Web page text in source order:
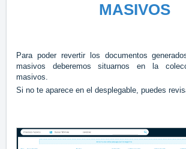
MASIVOS
Para poder revertir los documentos
masivos deberemos situarnos en la
masivos.
Si no te aparece en el desplegable, puedes